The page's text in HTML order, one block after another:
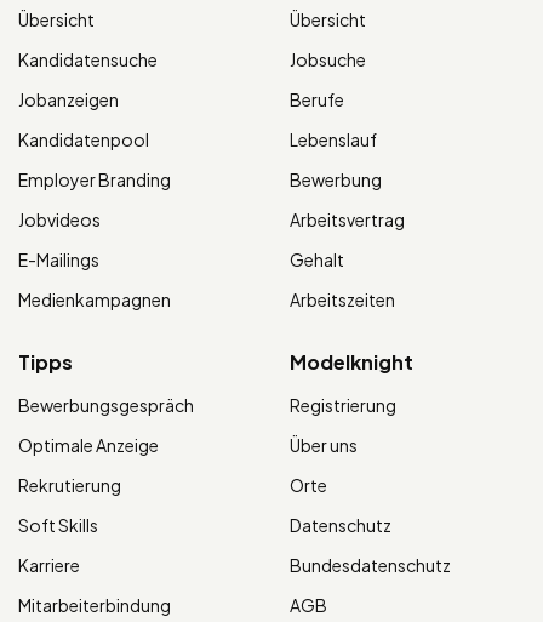
Übersicht
Kandidatensuche
Jobanzeigen
Kandidatenpool
Employer Branding
Jobvideos
E-Mailings
Medienkampagnen
Übersicht
Jobsuche
Berufe
Lebenslauf
Bewerbung
Arbeitsvertrag
Gehalt
Arbeitszeiten
Tipps
Bewerbungsgespräch
Optimale Anzeige
Rekrutierung
Soft Skills
Karriere
Mitarbeiterbindung
Modelknight
Registrierung
Über uns
Orte
Datenschutz
Bundesdatenschutz
AGB